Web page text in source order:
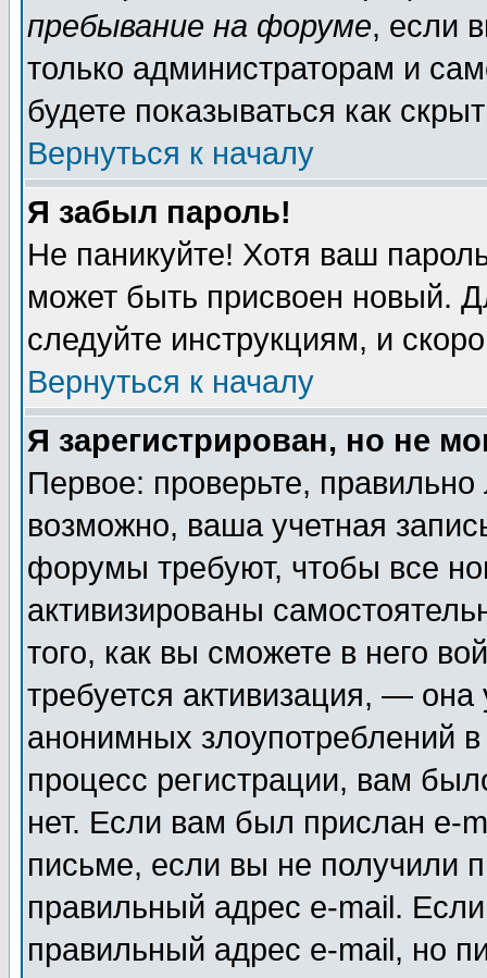
пребывание на форуме, если
только администраторам и
будете показываться как
Вернуться к началу
Я забыл пароль!
Не паникуйте! Хотя ваш
может быть присвоен новый.
следуйте инструкциям, и
Вернуться к началу
Я зарегистрирован, но не
Первое: проверьте,
возможно, ваша учетная
форумы требуют, чтобы все
активизированы
того, как вы сможете в него
требуется активизация, —
анонимных злоупотреблений
процесс регистрации, вам
нет. Если вам был прислан e-
письме, если вы не получили
правильный адрес e-mail.
правильный адрес e-mail, но